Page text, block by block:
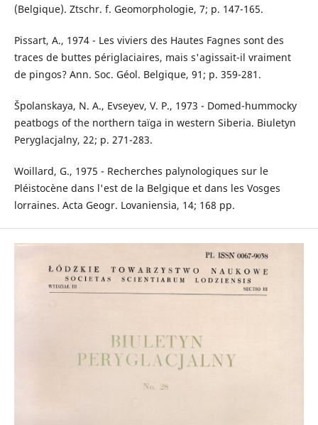
(Belgique). Ztschr. f. Geomorphologie, 7; p. 147-165.
Pissart, A., 1974 - Les viviers des Hautes Fagnes sont des
traces de buttes périglaciaires, mais s'agissait-il vraiment
de pingos? Ann. Soc. Géol. Belgique, 91; p. 359-281.
Špolanskaya, N. A., Evseyev, V. P., 1973 - Domed-hummocky
peatbogs of the northern taïga in western Siberia. Biuletyn
Peryglacjalny, 22; p. 271-283.
Woillard, G., 1975 - Recherches palynologiques sur le
Pléistocène dans l'est de la Belgique et dans les Vosges
lorraines. Acta Geogr. Lovaniensia, 14; 168 pp.